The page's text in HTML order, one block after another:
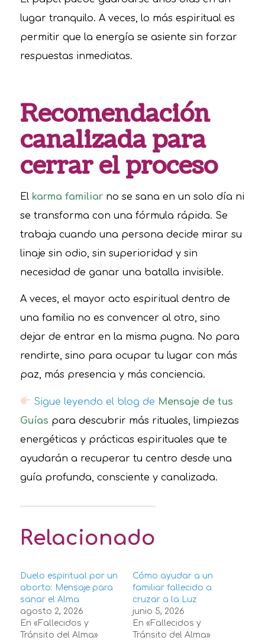
lugar tranquilo. A veces, lo más espiritual es
permitir que la energía se asiente sin forzar
respuestas inmediatas.
Recomendación
canalizada para
cerrar el proceso
El karma familiarno se sana en un solo día ni
se transforma con una fórmula rápida. Se
trabaja cuando una persona decide mirar su
linaje sin odio, sin superioridad y sin
necesidad de ganar una batalla invisible.
A veces, el mayor acto espiritual dentro de
una familia no es convencer al otro, sino
dejar de entrar en la misma pugna. No para
rendirte, sino para ocupar tu lugar con más
paz, más presencia y más conciencia.
Sigue leyendo el blog de Mensaje de tus
Guías para descubrir más rituales, limpiezas
energéticas y prácticas espirituales que te
ayudarán a recuperar tu centro desde una
guía profunda, consciente y canalizada.
Relacionado
Duelo espiritual por un
aborto: Mensaje para
sanar el Alma
agosto 2, 2026
En «Fallecidos y
Tránsito del Alma»
Cómo ayudar a un
familiar fallecido a
cruzar a la Luz
junio 5, 2026
En «Fallecidos y
Tránsito del Alma»